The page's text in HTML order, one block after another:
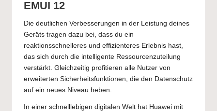
EMUI 12
Die deutlichen Verbesserungen in der Leistung deines
Geräts tragen dazu bei, dass du ein
reaktionsschnelleres und effizienteres Erlebnis hast,
das sich durch die intelligente Ressourcenzuteilung
verstärkt. Gleichzeitig profitieren alle Nutzer von
erweiterten Sicherheitsfunktionen, die den Datenschutz
auf ein neues Niveau heben.
In einer schnelllebigen digitalen Welt hat Huawei mit